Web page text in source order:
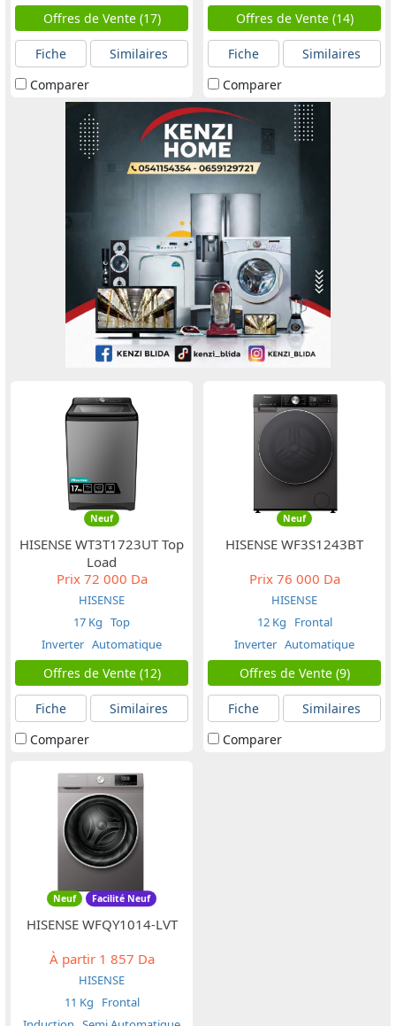
Offres de Vente (17)
Fiche
Similaires
Comparer
Offres de Vente (14)
Fiche
Similaires
Comparer
Neuf
HISENSE WT3T1723UT Top
Load
Prix72 000 Da
HISENSE
17 Kg Top
Inverter Automatique
Offres de Vente (12)
Fiche
Similaires
Comparer
Neuf
HISENSE WF3S1243BT
Prix76 000 Da
HISENSE
12 Kg
Frontal
Inverter Automatique
Offres de Vente (9)
Fiche
Similaires
Comparer
Neuf Facilité Neuf
HISENSE WFQY1014-LVT
À partir1 857 Da
HISENSE
11 Kg
Frontal